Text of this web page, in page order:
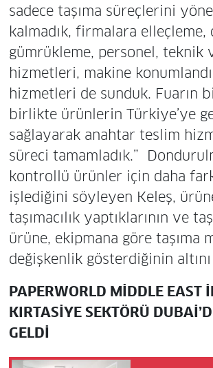
sadece taşıma süreçlerini
kalmadık, firmalara elleçleme,
gümrükleme, personel, teknik
hizmetleri, makine
hizmetleri de sunduk. Fuarın
birlikte ürünlerin Türkiye’ye
sağlayarak anahtar teslim
süreci tamamladık.”
kontrollü ürünler için daha
işlediğini söyleyen Keleş,
taşımacılık yaptıklarının ve
ürüne, ekipmana göre taşıma
değişkenlik gösterdiğinin
PAPERWORLD MİDDLE EAST
KIRTASİYE SEKTÖRÜ
GELDİ